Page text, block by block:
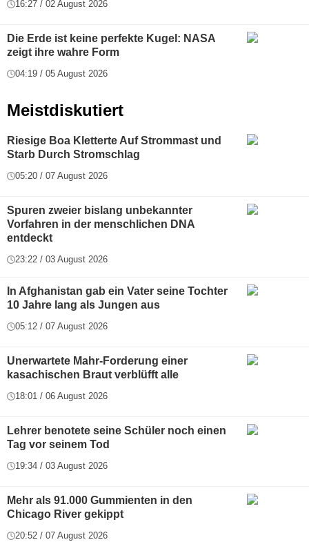
16:27 / 02 August 2026
Die Erde ist keine perfekte Kugel: NASA
zeigt ihre wahre Form
04:19 / 05 August 2026
Meistdiskutiert
Riesige Boa Kletterte Auf Strommast und
Starb Durch Stromschlag
05:20 / 07 August 2026
Spuren zweier bislang unbekannter
Vorfahren in der menschlichen DNA
entdeckt
23:22 / 03 August 2026
In Afghanistan gab ein Vater seine Tochter
10 Jahre lang als Jungen aus
05:12 / 07 August 2026
Unerwartete Mahr-Forderung einer
kasachischen Braut verblüfft alle
18:01 / 06 August 2026
Lehrer benotete seine Schüler noch einen
Tag vor seinem Tod
19:34 / 03 August 2026
Mehr als 91.000 Gummienten in den
Chicago River gekippt
20:52 / 07 August 2026